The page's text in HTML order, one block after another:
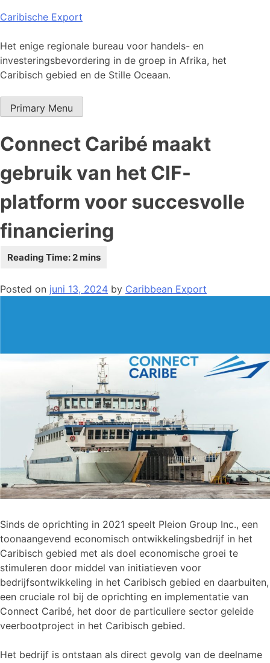
Skip
content
Caribische Export
Het enige regionale bureau voor handels- en
investeringsbevordering in de groep in Afrika, het
Caribisch gebied en de Stille Oceaan.
Primary Menu
Connect Caribé maakt
gebruik van het CIF-
platform voor succesvolle
financiering
Posted on juni 13, 2024 by Caribbean Export
Sinds de oprichting in 2021 speelt Pleion Group Inc., een
toonaangevend economisch ontwikkelingsbedrijf in het
Caribisch gebied met als doel economische groei te
stimuleren door middel van initiatieven voor
bedrijfsontwikkeling in het Caribisch gebied en daarbuiten,
een cruciale rol bij de oprichting en implementatie van
Connect Caribé, het door de particuliere sector geleide
veerbootproject in het Caribisch gebied.
Het bedrijf is ontstaan als direct gevolg van de deelname